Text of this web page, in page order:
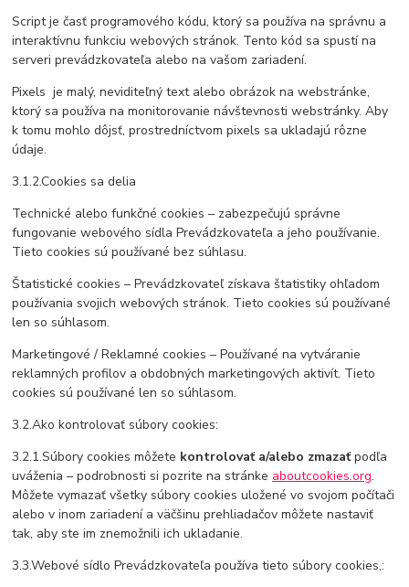
Script je časť programového kódu, ktorý sa používa na správnu a
interaktívnu funkciu webových stránok. Tento kód sa spustí na
serveri prevádzkovateľa alebo na vašom zariadení.
Pixels je malý, neviditeľný text alebo obrázok na webstránke,
ktorý sa používa na monitorovanie návštevnosti webstránky. Aby
k tomu mohlo dôjsť, prostredníctvom pixels sa ukladajú rôzne
údaje.
3.1.2.Cookies sa delia
Technické alebo funkčné cookies – zabezpečujú správne
fungovanie webového sídla Prevádzkovateľa a jeho používanie.
Tieto cookies sú používané bez súhlasu.
Štatistické cookies – Prevádzkovateľ získava štatistiky ohľadom
používania svojich webových stránok. Tieto cookies sú používané
len so súhlasom.
Marketingové / Reklamné cookies – Používané na vytváranie
reklamných profilov a obdobných marketingových aktivít. Tieto
cookies sú používané len so súhlasom.
3.2.Ako kontrolovať súbory cookies:
3.2.1.Súbory cookies môžete kontrolovať a/alebo zmazaťpodľa
uváženia – podrobnosti si pozrite na stránke aboutcookies.org.
Môžete vymazať všetky súbory cookies uložené vo svojom počítači
alebo v inom zariadení a väčšinu prehliadačov môžete nastaviť
tak, aby ste im znemožnili ich ukladanie.
3.3.Webové sídlo Prevádzkovateľa používa tieto súbory cookies,: